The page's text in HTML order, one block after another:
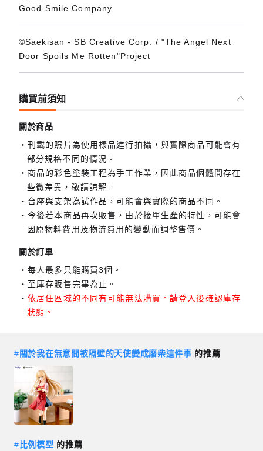
Good Smile Company
©Saekisan - SB Creative Corp. / "The Angel Next
Door Spoils Me Rotten"Project
購買前須知
關於商品
刊載的照片為使用樣品進行拍攝，與實際商品可能會有
部分規格不同的情況。
商品的彩色塗裝工程為手工作業，因此商品個體間存在
些微差異，敬請諒解。
台座與支架為試作品，可能會與實際的商品不同。
今後若本商品再次販售，由於接單生產的特性，可能會
因原物料費用及物流費用的變動而調整售價。
關於訂單
每人最多只能購買3個。
至庫存販售完畢為止。
依居住區域的不同有可能無法購買。請登入後確認庫存
狀態。
#關於我在無意間被隔壁的天使變成廢柴這件事 的推薦
# 比例模型 的推薦